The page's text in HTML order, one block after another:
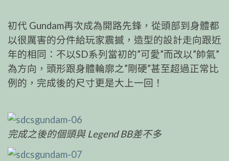
初代 Gundam再次成為開路先鋒，從頭部到身體都
以很厲害的分件給玩家震撼，造型的設計走向跟近
年的相同：不以SD系列當初的”可愛”而改以”帥氣”
為方向，頭形跟身體輪廓之”剛硬”甚至超過正常比
例的，完成後的尺寸更是大上一回！
完成之後的個頭與 Legend BB差不多